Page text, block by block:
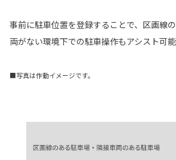
事前に駐車位置を登録することで、区画線
両がない環境下での駐車操作もアシスト可能
■写真は作動イメージです。